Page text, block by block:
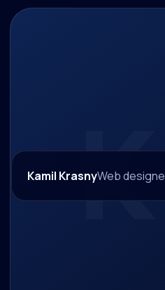
Kamil KrasnyWeb